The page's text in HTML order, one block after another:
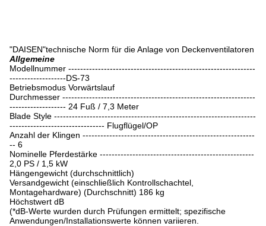
"DAISEN"technische Norm für die Anlage von Deckenventilatoren
Allgemeine
Modellnummer ---------------------------------------------------------------
-------------------DS-73
Betriebsmodus Vorwärtslauf
Durchmesser -----------------------------------------------------------------
------------------- 24 Fuß / 7,3 Meter
Blade Style --------------------------------------------------------------------
-------------------------------- Flugflügel/OP
Anzahl der Klingen ----------------------------------------------------------
-- 6
Nominelle Pferdestärke ----------------------------------------------------
2,0 PS / 1,5 kW
Hängengewicht (durchschnittlich)
Versandgewicht (einschließlich Kontrollschachtel,
Montagehardware) (Durchschnitt) 186 kg
Höchstwert dB
(*dB-Werte wurden durch Prüfungen ermittelt; spezifische
Anwendungen/Installationswerte können variieren.